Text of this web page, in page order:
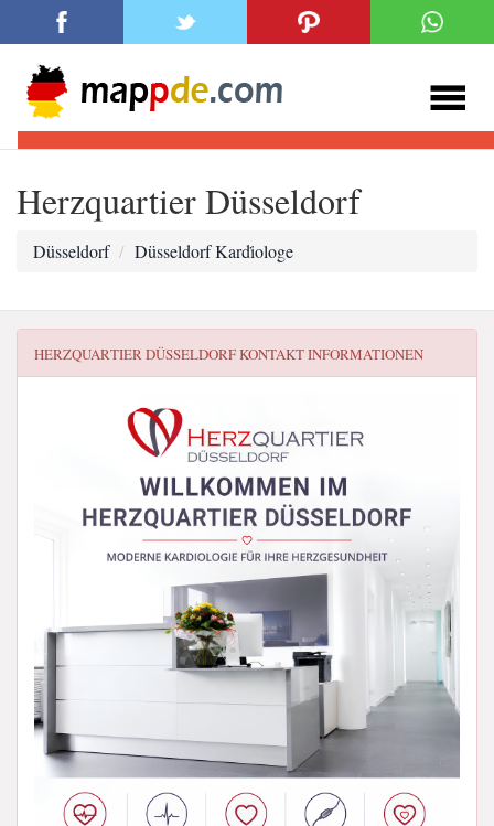
Herzquartier Düsseldorf
Düsseldorf Düsseldorf Kardi̇ologe
HERZQUARTIER DÜSSELDORFKONTAKT INFORMATIONEN